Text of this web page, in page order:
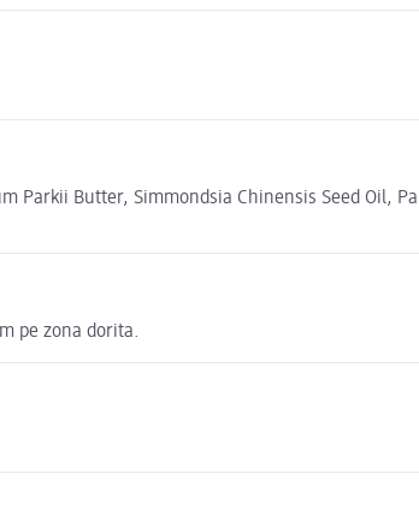
Parkii Butter, Simmondsia Chinensis Seed Oil,
pe zona dorita.